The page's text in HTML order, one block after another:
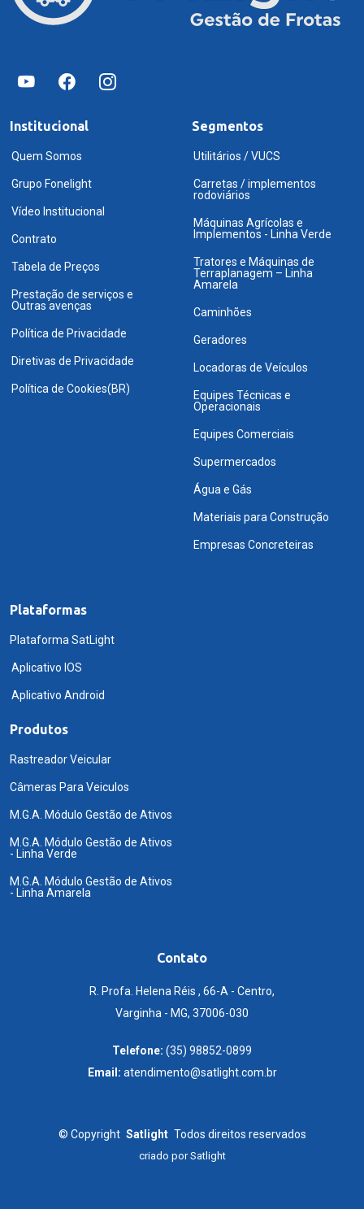
Institucional
Quem Somos
Grupo Fonelight
Vídeo Institucional
Contrato
Tabela de Preços
Prestação de serviços e
Outras avenças
Política de Privacidade
Diretivas de Privacidade
Política de Cookies(BR)
Segmentos
Utilitários / VUCS
Carretas / implementos
rodoviários
Máquinas Agrícolas e
Implementos - Linha Verde
Tratores e Máquinas de
Terraplanagem – Linha
Amarela
Caminhões
Geradores
Locadoras de Veículos
Equipes Técnicas e
Operacionais
Equipes Comerciais
Supermercados
Água e Gás
Materiais para Construção
Empresas Concreteiras
Plataformas
Plataforma SatLight
Aplicativo IOS
Aplicativo Android
Produtos
Rastreador Veicular
Câmeras Para Veiculos
M.G.A. Módulo Gestão de Ativos
M.G.A. Módulo Gestão de Ativos
- Linha Verde
M.G.A. Módulo Gestão de Ativos
- Linha Amarela
Contato
R. Profa. Helena Réis , 66-A - Centro,
Varginha - MG, 37006-030
Telefone: (35) 98852-0899
Email: atendimento@satlight.com.br
© Copyright Satlight Todos direitos reservados
criado porSatlight